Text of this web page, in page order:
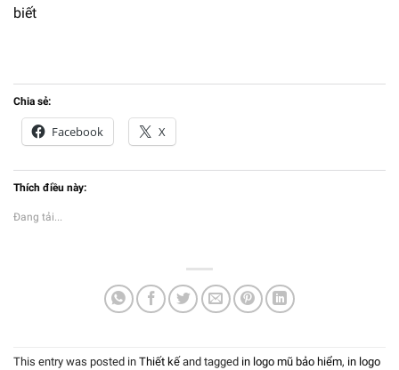
biết
Chia sẻ:
Facebook X
Thích điều này:
Đang tải...
This entry was posted in Thiết kế and tagged in logo mũ bảo hiểm, in logo